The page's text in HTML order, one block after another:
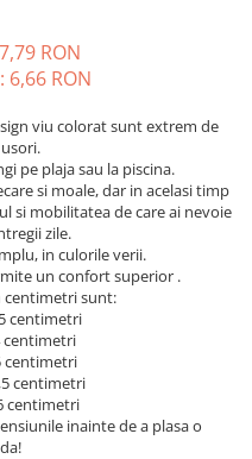
RON
6,66 RON
viu colorat sunt extrem de
pe plaja sau la piscina.
si moale, dar in acelasi timp
si mobilitatea de care ai nevoie
zile.
in culorile verii.
un confort superior .
centimetri sunt:
centimetri
centimetri
centimetri
centimetri
centimetri
inainte de a plasa o